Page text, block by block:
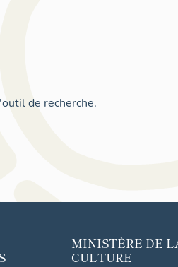
de recherche.
MINISTÈRE DE
CULTURE